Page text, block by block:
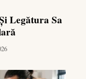
Legătura Sa